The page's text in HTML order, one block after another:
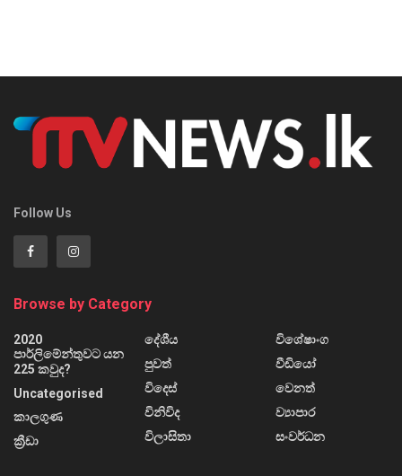
Follow Us
Browse by Category
2020
පාර්ලිමේන්තුවට යන
225 කවුද?
Uncategorised
කාලගුණ
ක්‍රීඩා
දේශීය
පුවත්
විදෙස්
විනිවිද
විලාසිතා
විශේෂාංග
වීඩියෝ
වෙනත්
ව්‍යාපාර
සංවර්ධන